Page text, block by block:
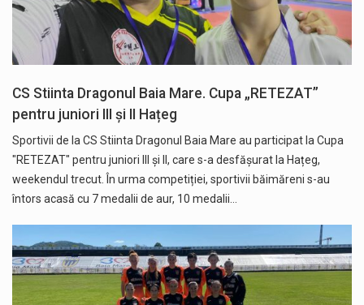
CS Stiinta Dragonul Baia Mare. Cupa „RETEZAT”
pentru juniori III și II Hațeg
Sportivii de la CS Stiinta Dragonul Baia Mare au participat la Cupa
"RETEZAT" pentru juniori III și II, care s-a desfășurat la Hațeg,
weekendul trecut. În urma competiției, sportivii băimăreni s-au
întors acasă cu 7 medalii de aur, 10 medalii…